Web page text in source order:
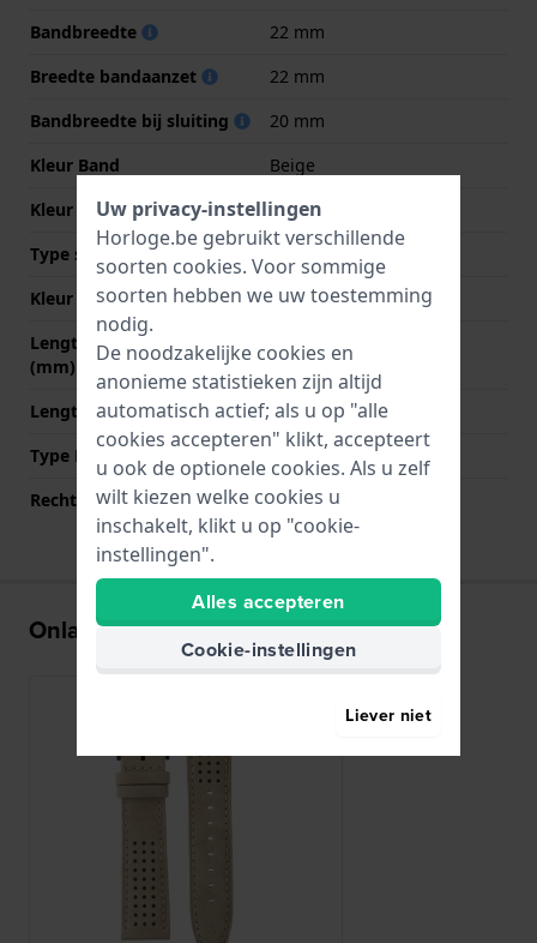
Bandbreedte
22 mm
Breedte bandaanzet
22 mm
Bandbreedte bij sluiting
20 mm
Kleur Band
Beige
Kleur stiksel
Beige
Type sluiting
Kleur sluiting
Zwart
Lengte band op 12 uur
(mm)
85 mm
Lengte band op 6 uur (mm)
120 mm
Type Bevestiging
Bandpennen
Rechte aanzet
Ja
Onlangs bekeken
Uw privacy-instellingen
Horloge.be gebruikt verschillende
soorten cookies. Voor sommige
soorten hebben we uw toestemming
nodig.
De noodzakelijke cookies en
anonieme statistieken zijn altijd
automatisch actief; als u op "alle
cookies accepteren" klikt, accepteert
u ook de optionele cookies. Als u zelf
wilt kiezen welke cookies u
inschakelt, klikt u op "cookie-
instellingen".
Alles accepteren
Cookie-instellingen
Liever niet